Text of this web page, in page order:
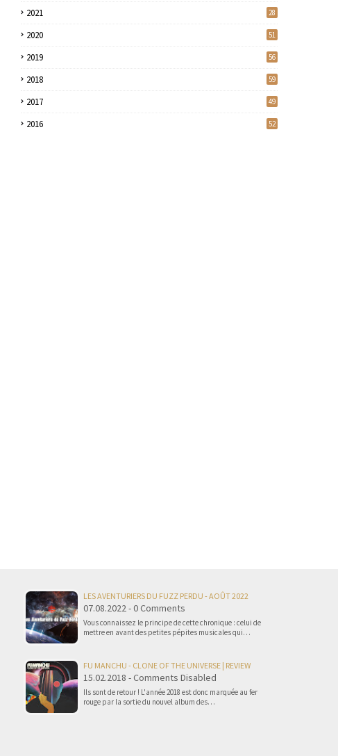
2021 28
2020 51
2019 56
2018 59
2017 49
2016 52
LES AVENTURIERS DU FUZZ PERDU - AOÛT 2022
07.08.2022 - 0 Comments
Vous connaissez le principe de cette chronique : celui de
mettre en avant des petites pépites musicales qui…
FU MANCHU - CLONE OF THE UNIVERSE | REVIEW
15.02.2018 - Comments Disabled
Ils sont de retour ! L'année 2018 est donc marquée au fer
rouge par la sortie du nouvel album des…